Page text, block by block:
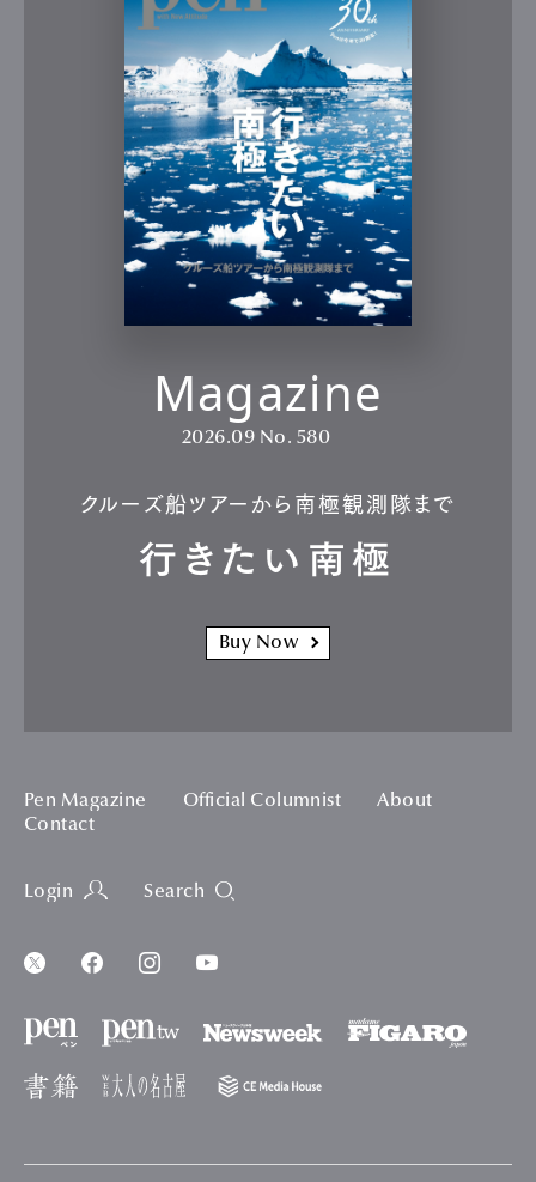
Magazine
2026.09 No. 580
クルーズ船ツアーから南極観測隊まで
行きたい南極
Buy Now
Pen Magazine Official Columnist
About
Contact
Login Search